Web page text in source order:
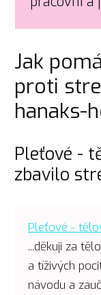
Jak
proti
hanaks-
Pleťové -
zbavilo
Pleťové -
...děkuji za
a tíživých
návodu a